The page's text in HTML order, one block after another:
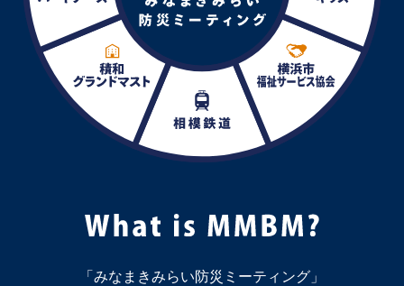
「みなまきみらい防災ミーティング」